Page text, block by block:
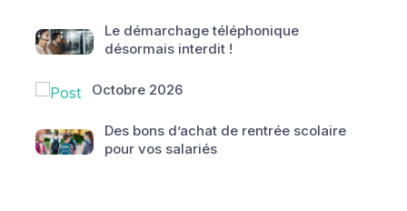
Le démarchage téléphonique
désormais interdit !
Octobre 2026
Des bons d’achat de rentrée scolaire
pour vos salariés